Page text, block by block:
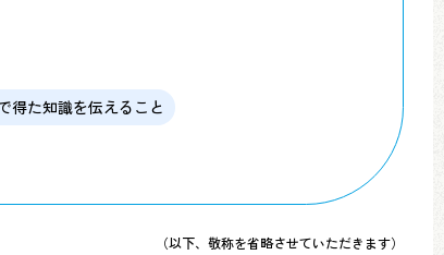
得た知識を伝えること
（以下、敬称を省略させていただきます）